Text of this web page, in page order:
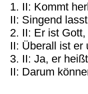
1. II: Kommt
II: Singend
2. II: Er ist
II: Überall ist er
3. II: Ja, er
II: Darum